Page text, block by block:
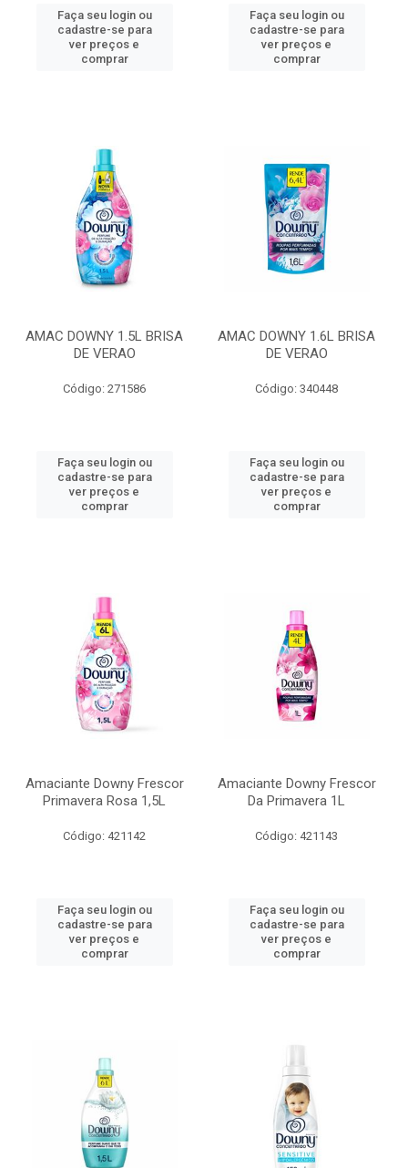
Faça seu login ou
cadastre-se para
ver preços e
comprar
Faça seu login ou
cadastre-se para
ver preços e
comprar
AMAC DOWNY 1.5L BRISA
DE VERAO
Código: 271586
Faça seu login ou
cadastre-se para
ver preços e
comprar
AMAC DOWNY 1.6L BRISA
DE VERAO
Código: 340448
Faça seu login ou
cadastre-se para
ver preços e
comprar
Amaciante Downy Frescor
Primavera Rosa 1,5L
Código: 421142
Faça seu login ou
cadastre-se para
ver preços e
comprar
Amaciante Downy Frescor
Da Primavera 1L
Código: 421143
Faça seu login ou
cadastre-se para
ver preços e
comprar